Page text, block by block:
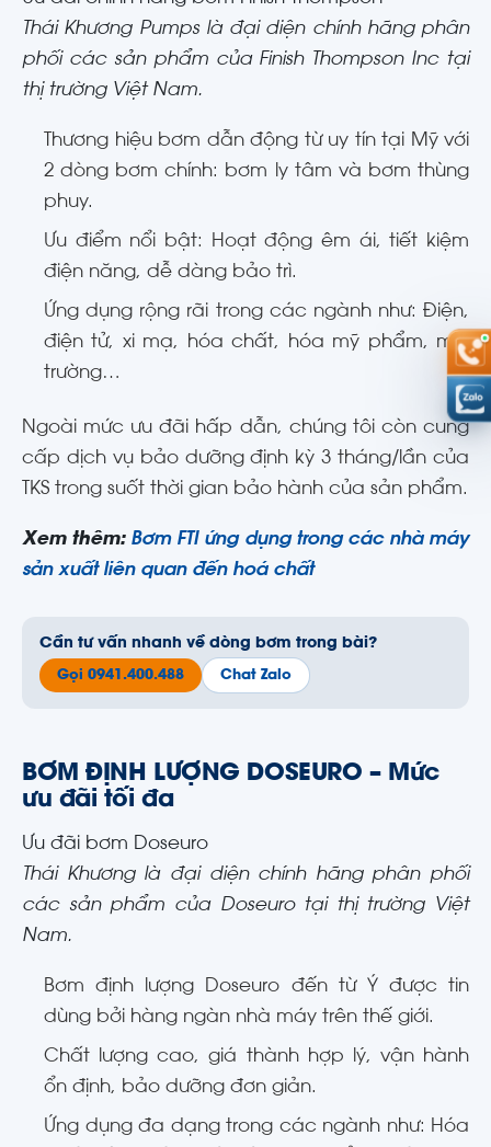
Thái Khương Pumps là đại diện chính hãng phân
phối các sản phẩm của Finish Thompson Inc tại
thị trường Việt Nam.
Thương hiệu bơm dẫn động từ uy tín tại Mỹ với
2 dòng bơm chính: bơm ly tâm và bơm thùng
phuy.
Ưu điểm nổi bật: Hoạt động êm ái, tiết kiệm
điện năng, dễ dàng bảo trì.
Ứng dụng rộng rãi trong các ngành như: Điện,
điện tử, xi mạ, hóa chất, hóa mỹ phẩm, môi
trường…
Ngoài mức ưu đãi hấp dẫn, chúng tôi còn cung
cấp dịch vụ bảo dưỡng định kỳ 3 tháng/lần của
TKS trong suốt thời gian bảo hành của sản phẩm.
Xem thêm: Bơm FTI ứng dụng trong các nhà máy
sản xuất liên quan đến hoá chất
Cần tư vấn nhanh về dòng bơm trong bài?
Gọi 0941.400.488 Chat Zalo
BƠM ĐỊNH LƯỢNG DOSEURO – Mức
ưu đãi tối đa
Ưu đãi bơm Doseuro
Thái Khương là đại diện chính hãng phân phối
các sản phẩm của Doseuro tại thị trường Việt
Nam.
Bơm định lượng Doseuro đến từ Ý được tin
dùng bởi hàng ngàn nhà máy trên thế giới.
Chất lượng cao, giá thành hợp lý, vận hành
ổn định, bảo dưỡng đơn giản.
Ứng dụng đa dạng trong các ngành như: Hóa